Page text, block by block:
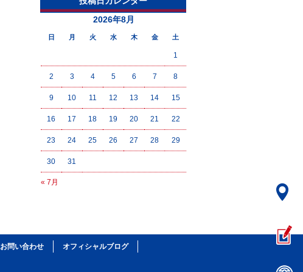
2026年8月
日 月 火 水 木 金 土
« 7月
1
2 3 4 5 6 7 8
9 10 11 12 13 14 15
16 17 18 19 20 21 22
23 24 25 26 27 28 29
30 31
お問い合わせ オフィシャルブログ